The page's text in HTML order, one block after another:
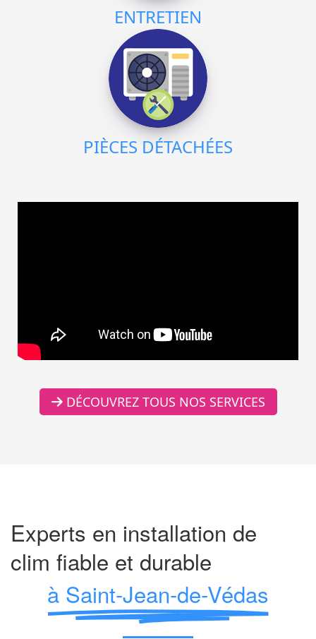
ENTRETIEN
PIÈCES DÉTACHÉES
DÉCOUVREZ TOUS NOS SERVICES
Experts en installation de
clim fiable et durable
à Saint-Jean-de-Védas